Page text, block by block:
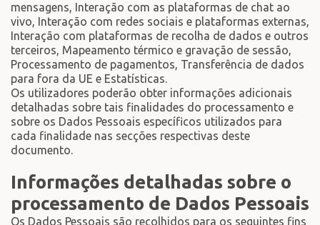
mensagens, Interação com as plataformas de chat ao
vivo, Interação com redes sociais e plataformas externas,
Interação com plataformas de recolha de dados e outros
terceiros, Mapeamento térmico e gravação de sessão,
Processamento de pagamentos, Transferência de dados
para fora da UE e Estatísticas.
Os utilizadores poderão obter informações adicionais
detalhadas sobre tais finalidades do processamento e
sobre os Dados Pessoais específicos utilizados para
cada finalidade nas secções respectivas deste
documento.
Informações detalhadas sobre o
processamento de Dados Pessoais
Os Dados Pessoais são recolhidos para os seguintes fins